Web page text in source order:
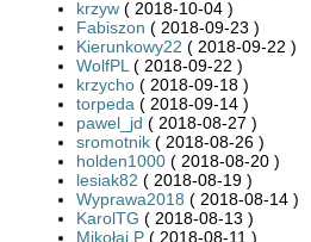
krzyw ( 2018-10-04 )
Fabiszon ( 2018-09-23 )
Kierunkowy22 ( 2018-09-22 )
WolfPL ( 2018-09-22 )
krzycho ( 2018-09-18 )
torpeda ( 2018-09-14 )
pawel_jd ( 2018-08-27 )
sromotnik ( 2018-08-26 )
holden1000 ( 2018-08-20 )
lesiak82 ( 2018-08-19 )
Wyprawa2018 ( 2018-08-14 )
KarolTG ( 2018-08-13 )
Mikołaj P ( 2018-08-11 )